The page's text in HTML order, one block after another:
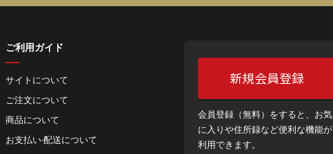
ご利用ガイド
サイトについて
ご注⽂について
商品について
お⽀払い‧配送について
新規会員登録
会員登録（無料）をすると、お気
に入りや住所録など便利な機能が
利用できます。